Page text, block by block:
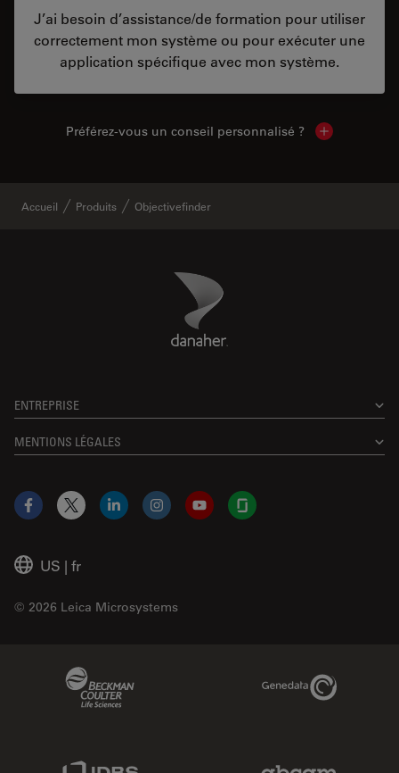
J’ai besoin d’assistance/de formation pour utiliser
correctement mon système ou pour exécuter une
application spécifique avec mon système.
Préférez-vous un conseil personnalisé ? Show local
Accueil Produits Objectivefinder
Danaher Logo
ENTREPRISE
MENTIONS LÉGALES
US | fr
© 2026 Leica Microsystems
Facebook
X LinkedInInstagramYouTubeGlassdoor
Genedata Link